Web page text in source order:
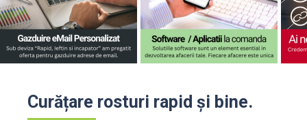
Curățare rosturi rapid și bine.